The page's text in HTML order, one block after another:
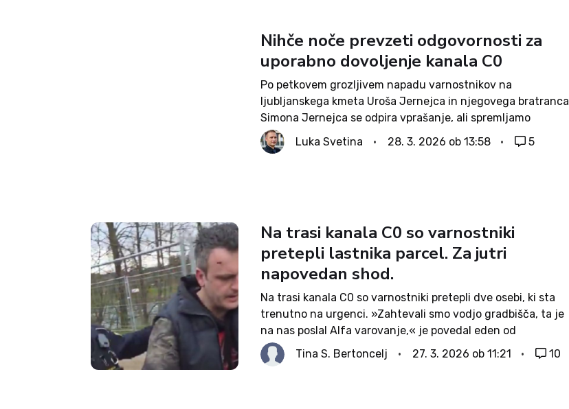
Nihče noče prevzeti odgovornosti za
uporabno dovoljenje kanala C0
Po petkovem grozljivem napadu varnostnikov na
ljubljanskega kmeta Uroša Jernejca in njegovega bratranca
Simona Jernejca se odpira vprašanje, ali spremljamo
dokončno razgradnjo pravne države oziroma ali nam lahko
uspe »ugrabljeno državo«, kot se je pred dnevi izrazil prvak
Luka Svetina 28. 3. 2026 ob 13:58 5
Na trasi kanala C0 so varnostniki
pretepli lastnika parcel. Za jutri
napovedan shod.
Na trasi kanala C0 so varnostniki pretepli dve osebi, ki sta
trenutno na urgenci. »Zahtevali smo vodjo gradbišča, ta je
na nas poslal Alfa varovanje,« je povedal eden od
pretepenih. Zatrdil je, da je policija namenoma prišla deset
minut kasneje....
Tina S. Bertoncelj 27. 3. 2026 ob 11:21 10